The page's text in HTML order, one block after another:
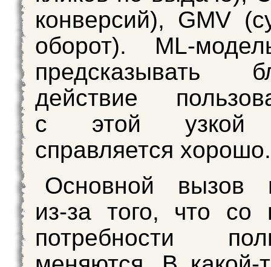
конверсий), GMV
оборот).
предсказывать
действие
с этой узкой
справляется хорошо.
Основной вызов
из‑за того, что со
потребности